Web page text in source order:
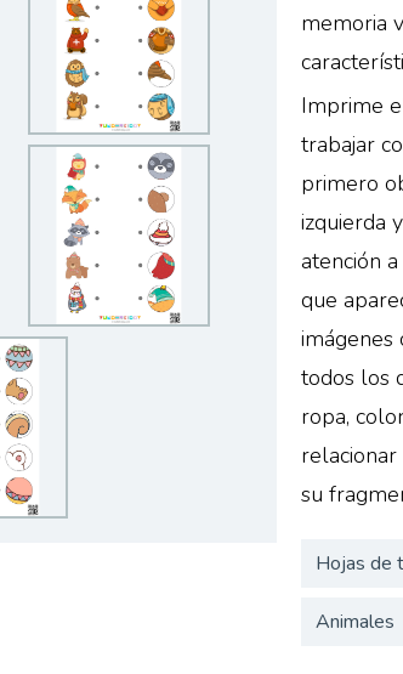
memoria
Imprime
trabajar
primero
izquierda
atención
que
imágenes
todos los
ropa,
su
Hojas de
Animales